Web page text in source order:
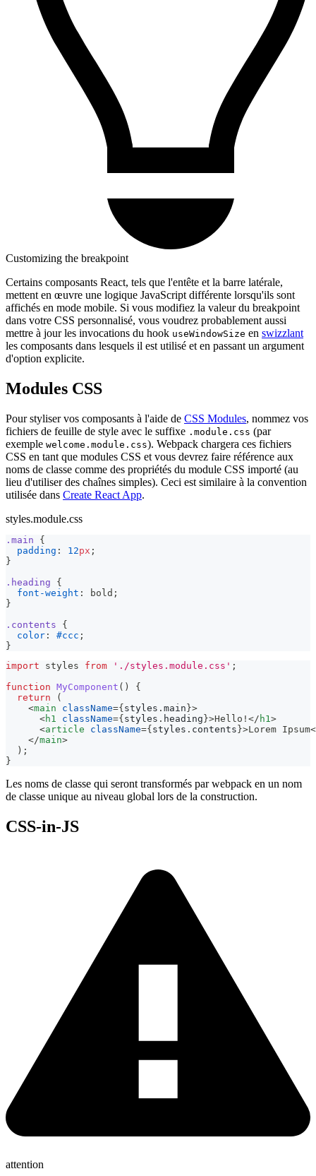
Customizing the breakpoint
Certains composants React, tels que l'entête et la barre latérale,
mettent en œuvre une logique JavaScript différente lorsqu'ils sont
affichés en mode mobile. Si vous modifiez la valeur du breakpoint
dans votre CSS personnalisé, vous voudrez probablement aussi
mettre à jour les invocations du hook useWindowSize en swizzlant
les composants dans lesquels il est utilisé et en passant un argument
d'option explicite.
Modules CSS
Pour styliser vos composants à l'aide de CSS Modules, nommez vos
fichiers de feuille de style avec le suffixe .module.css (par
exemple welcome.module.css). Webpack chargera ces fichiers
CSS en tant que modules CSS et vous devrez faire référence aux
noms de classe comme des propriétés du module CSS importé (au
lieu d'utiliser des chaînes simples). Ceci est similaire à la convention
utilisée dans Create React App.
styles.module.css
.main
{
padding : 12px ;
}
.heading
{
font-weight : bold ;
}
.contents
{
color : #ccc ;
}
import
styles from './styles.module.css' ;
function MyComponent ( )
{
return
(
<main className={ styles . main }>
<h1 className={ styles . heading }>Hello! </ h1 >
<article className={ styles . contents }>Lorem Ipsum
</main>
) ;
}
Les noms de classe qui seront transformés par webpack en un nom
de classe unique au niveau global lors de la construction.
CSS-in-JS
attention